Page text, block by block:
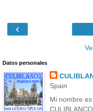
‹
Datos personales
Spain
Mi nombre